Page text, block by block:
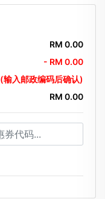
RM 0.00
- RM 0.00
(输入邮政编码后确认)
RM 0.00